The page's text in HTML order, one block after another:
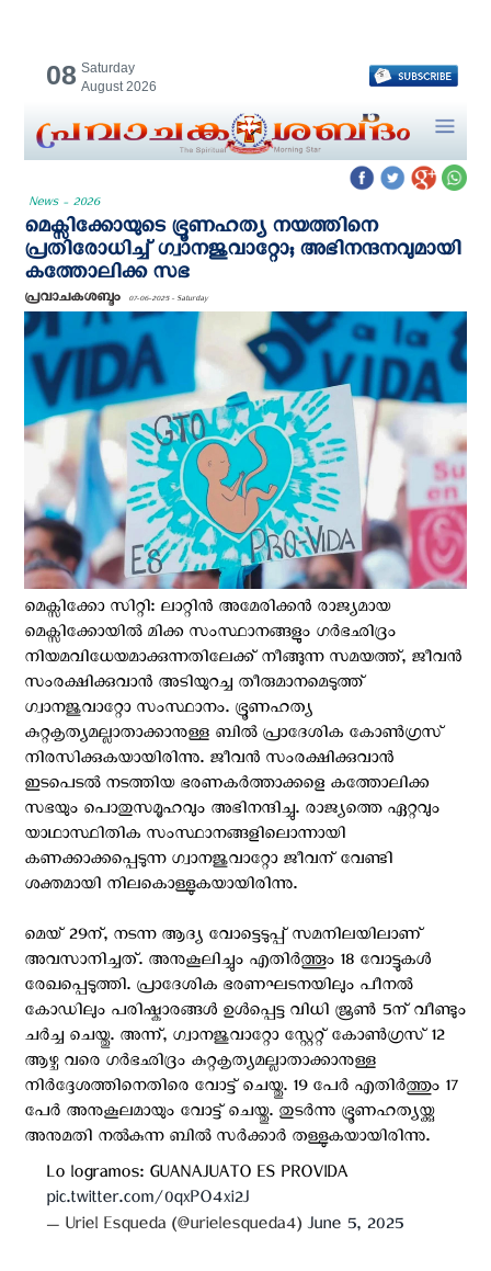
08 Saturday
August 2026
News - 2026
മെക്സിക്കോയുടെ ഭ്രൂണഹത്യ നയത്തിനെ
പ്രതിരോധിച്ച് ഗ്വാനജുവാറ്റോ; അഭിനന്ദനവുമായി
കത്തോലിക്ക സഭ
പ്രവാചകശബ്ദം 07-06-2025 - Saturday
മെക്സിക്കോ സിറ്റി: ലാറ്റിന്‍ അമേരിക്കന്‍ രാജ്യമായ
മെക്സിക്കോയില്‍ മിക്ക സംസ്ഥാനങ്ങളും ഗർഭഛിദ്രം
നിയമവിധേയമാക്കുന്നതിലേക്ക് നീങ്ങുന്ന സമയത്ത്, ജീവന്‍
സംരക്ഷിക്കുവാന്‍ അടിയുറച്ച തീരുമാനമെടുത്ത്
ഗ്വാനജുവാറ്റോ സംസ്ഥാനം. ഭ്രൂണഹത്യ
കുറ്റകൃത്യമല്ലാതാക്കാനുള്ള ബിൽ പ്രാദേശിക കോൺഗ്രസ്
നിരസിക്കുകയായിരിന്നു. ജീവന്‍ സംരക്ഷിക്കുവാന്‍
ഇടപെടല്‍ നടത്തിയ ഭരണകര്‍ത്താക്കളെ കത്തോലിക്ക
സഭയും പൊതുസമൂഹവും അഭിനന്ദിച്ചു. രാജ്യത്തെ ഏറ്റവും
യാഥാസ്ഥിതിക സംസ്ഥാനങ്ങളിലൊന്നായി
കണക്കാക്കപ്പെടുന്ന ഗ്വാനജുവാറ്റോ ജീവന് വേണ്ടി
ശക്തമായി നിലകൊള്ളുകയായിരിന്നു.
മെയ് 29ന്, നടന്ന ആദ്യ വോട്ടെടുപ്പ് സമനിലയിലാണ്
അവസാനിച്ചത്. അനുകൂലിച്ചും എതിര്‍ത്തൂം 18 വോട്ടുകള്‍
രേഖപ്പെടുത്തി. പ്രാദേശിക ഭരണഘടനയിലും പീനൽ
കോഡിലും പരിഷ്കാരങ്ങൾ ഉൾപ്പെട്ട വിധി ജൂൺ 5ന് വീണ്ടും
ചർച്ച ചെയ്തു. അന്ന്, ഗ്വാനജുവാറ്റോ സ്റ്റേറ്റ് കോൺഗ്രസ് 12
ആഴ്ച വരെ ഗർഭഛിദ്രം കുറ്റകൃത്യമല്ലാതാക്കാനുള്ള
നിർദ്ദേശത്തിനെതിരെ വോട്ട് ചെയ്തു. 19 പേർ എതിർത്തും 17
പേർ അനുകൂലമായും വോട്ട് ചെയ്തു. തുടര്‍ന്നു ഭ്രൂണഹത്യയ്ക്കു
അനുമതി നല്‍കുന്ന ബില്‍ സര്‍ക്കാര്‍ തള്ളുകയായിരിന്നു.
Lo logramos: GUANAJUATO ES PROVIDA
pic.twitter.com/0qxPO4xi2J
— Uriel Esqueda (@urielesqueda4) June 5, 2025